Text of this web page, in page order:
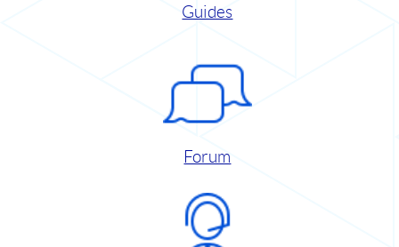
Guides
Forum